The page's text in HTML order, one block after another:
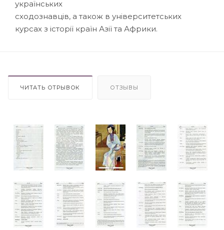
українських
сходознавців, а також в університетських
курсах з історії країн Азії та Африки.
ЧИТАТЬ ОТРЫВОК ОТЗЫВЫ